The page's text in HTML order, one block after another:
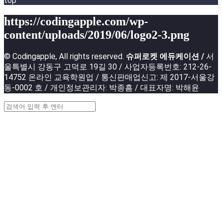
https://codingapple.com/wp-
content/uploads/2019/06/logo2-3.png
© Codingapple, All rights reserved. 슈퍼로켓 에듀케이션 / 서
울특별시 강동구 고덕로 19길 30 / 사업자등록번호: 212-26-
14752 온라인 교육학원업 / 통신판매업신고: 제 2017-서울강
동-0002 호 / 개인정보관리자: 박종흠 / 대표자명: 박해윤